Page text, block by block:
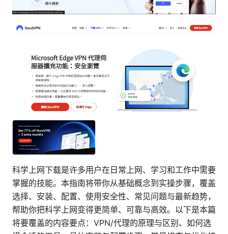
科学上网下载是许多用户在日常上网、学习和工作中需要
掌握的技能。本指南将带你从基础概念到实操步骤，覆盖
选择、安装、配置、使用安全性、常见问题与最新趋势，
帮助你把科学上网变得更简单、可靠与高效。以下是本篇
将要覆盖的内容要点：VPN/代理的原理与区别、如何选